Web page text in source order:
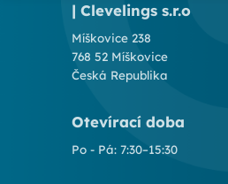
| Clevelings s.r.o
Míškovice 238
768 52 Míškovice
Česká Republika
Otevírací doba
Po - Pá: 7:30–15:30